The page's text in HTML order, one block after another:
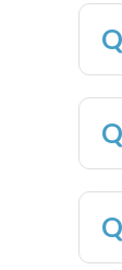
コンテンツ